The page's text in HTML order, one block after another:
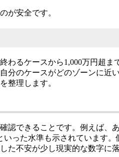
が安全です。
わるケースから1,000万円超ま
分のケースがどのゾーンに近
整理します。
認できることです。例えば、
った水準も示されています。
た不安が少し現実的な数字に落